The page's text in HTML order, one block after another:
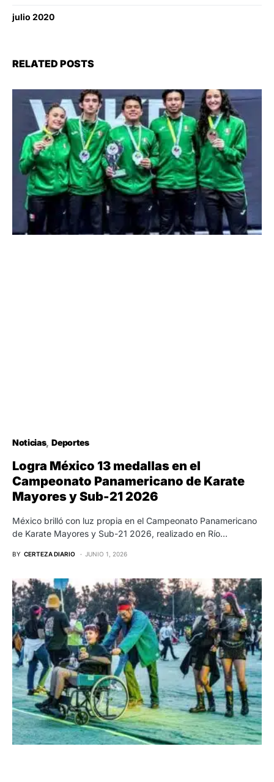
julio 2020
RELATED POSTS
Noticias Deportes
Logra México 13 medallas en el
Campeonato Panamericano de Karate
Mayores y Sub-21 2026
México brilló con luz propia en el Campeonato Panamericano
de Karate Mayores y Sub-21 2026, realizado en Río…
BY CERTEZA DIARIO JUNIO 1, 2026